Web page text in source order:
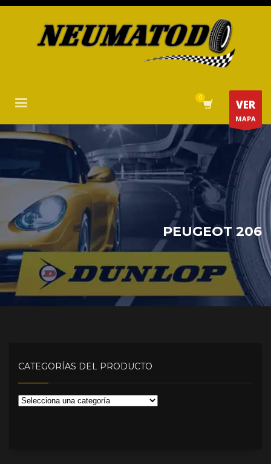
VER
MAPA
PEUGEOT 206
CATEGORÍAS DEL PRODUCTO